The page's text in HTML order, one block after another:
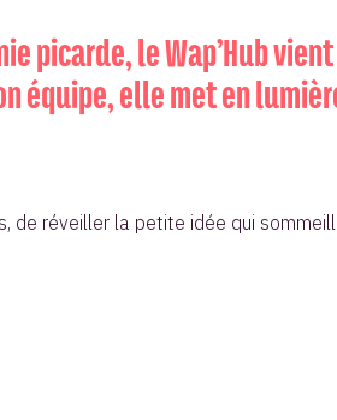
picarde, le Wap’Hub
équipe, elle met en
de réveiller la petite idée qui